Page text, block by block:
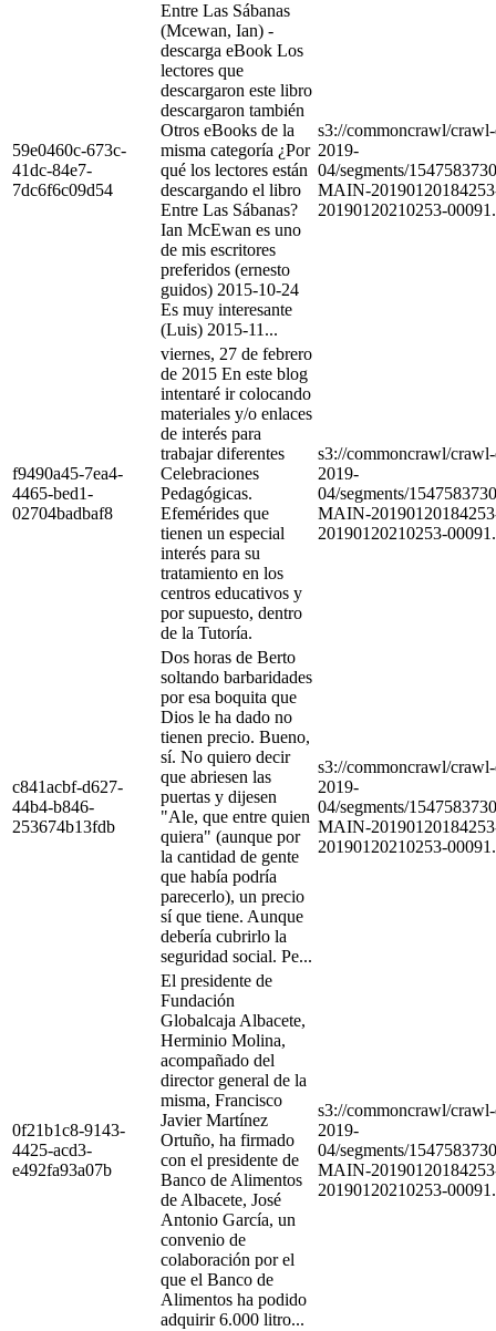
59e0460c-673c-
41dc-84e7-
7dc6f6c09d54
Entre Las Sábanas
(Mcewan, Ian) -
descarga eBook Los
lectores que
descargaron este libro
descargaron también
Otros eBooks de la
misma categoría ¿Por
qué los lectores están
descargando el libro
Entre Las Sábanas?
Ian McEwan es uno
de mis escritores
preferidos (ernesto
guidos) 2015-10-24
Es muy interesante
(Luis) 2015-11...
s3://commoncrawl/
2019-
04/segments/
MAIN-
20190120210253-
f9490a45-7ea4-
4465-bed1-
02704badbaf8
viernes, 27 de febrero
de 2015 En este blog
intentaré ir colocando
materiales y/o enlaces
de interés para
trabajar diferentes
Celebraciones
Pedagógicas.
Efemérides que
tienen un especial
interés para su
tratamiento en los
centros educativos y
por supuesto, dentro
de la Tutoría.
s3://commoncrawl/
2019-
04/segments/
MAIN-
20190120210253-
c841acbf-d627-
44b4-b846-
253674b13fdb
Dos horas de Berto
soltando barbaridades
por esa boquita que
Dios le ha dado no
tienen precio. Bueno,
sí. No quiero decir
que abriesen las
puertas y dijesen
"Ale, que entre quien
quiera" (aunque por
la cantidad de gente
que había podría
parecerlo), un precio
sí que tiene. Aunque
debería cubrirlo la
seguridad social. Pe...
s3://commoncrawl/
2019-
04/segments/
MAIN-
20190120210253-
0f21b1c8-9143-
4425-acd3-
e492fa93a07b
El presidente de
Fundación
Globalcaja Albacete,
Herminio Molina,
acompañado del
director general de la
misma, Francisco
Javier Martínez
Ortuño, ha firmado
con el presidente de
Banco de Alimentos
de Albacete, José
Antonio García, un
convenio de
colaboración por el
que el Banco de
Alimentos ha podido
adquirir 6.000 litro...
s3://commoncrawl/
2019-
04/segments/
MAIN-
20190120210253-